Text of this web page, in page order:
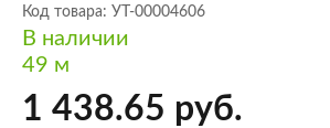
Код товара: УТ-00004606
В наличии
49 м
1 438.65 руб.